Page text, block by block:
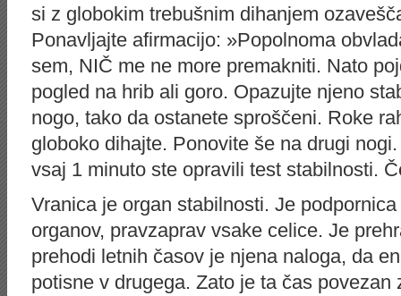
si z globokim trebušnim dihanjem
Ponavljajte afirmacijo: »Popolnoma
sem, NIČ me ne more premakniti. Nato
pogled na hrib ali goro. Opazujte njeno
nogo, tako da ostanete sproščeni. Roke
globoko dihajte. Ponovite še na drugi
vsaj 1 minuto ste opravili test stabilnosti.
Vranica je organ stabilnosti. Je
organov, pravzaprav vsake celice. Je
prehodi letnih časov je njena naloga, da
potisne v drugega. Zato je ta čas